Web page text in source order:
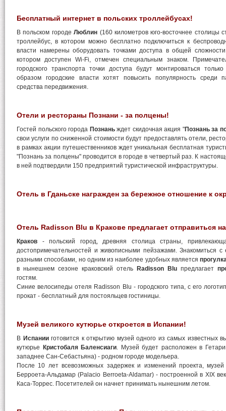
Бесплатный интернет в польских троллейбусах!
В польском городеЛюблин (160 километров юго-восточнее столицы
троллейбус, в котором можно бесплатно подключиться к
власти намерены оборудовать точками доступа в общей
котором доступен Wi-Fi, отмечен специальным знаком.
городского транспорта точки доступа будут монтироваться
образом городские власти хотят повысить популярность среди
средства передвижения.
Отели и рестораны Познани - за полцены!
Гостей польского города Познаньждет скидочная акция "Познань за
свои услуги по сниженной стоимости будут предоставлять отели,
в рамках акции путешественников ждет уникальная бесплатная
"Познань за полцены" проводится в городе в четвертый раз. К
в ней подтвердили 150 предприятий туристической инфраструктуры.
Отель в Гданьске награжден за бережное отношение к
Отель Radisson Blu в Кракове предлагает отправиться
Краков - польский город, древняя столица страны,
достопримечательностей и живописными пейзажами. Знакомиться с
разными способами, но одним из наиболее удобных является
в нынешнем сезоне краковский отель
Radisson Blu предлагает
гостям.
Синие велосипеды отеля Radisson Blu - городского типа, с его
прокат - бесплатный для постояльцев гостиницы.
Музей великого кутюрье откроется в Испании!
В Испанииготовится к открытию музей одного из самых известных
кутюрье
Кристобаля Баленсиаги. Музей будет расположен в
западнее Сан-Себастьяна) - родном городе модельера.
После 10 лет всевозможных задержек и изменений проекта,
Берроета-Альдамар (Palacio Berroeta-Aldamar) - построенной в XIX
Каса-Торрес. Посетителей он начнет принимать нынешним летом.